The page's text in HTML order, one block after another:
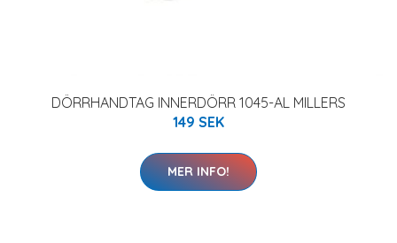
DÖRRHANDTAG INNERDÖRR 1045-AL MILLERS
149 SEK
MER INFO!